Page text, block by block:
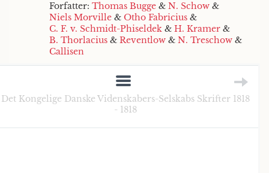
Forfatter: Thomas Bugge & N. Schow &
Niels Morville & Otho Fabricius &
C. F. v. Schmidt-Phiseldek & H. Kramer &
B. Thorlacius & Reventlow & N. Treschow &
Callisen
Det Kongelige Danske Videnskabers-Selskabs Skrifter 1818
- 1818